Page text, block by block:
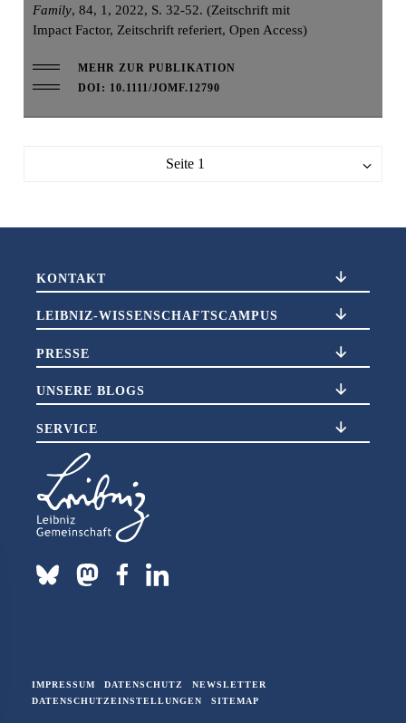
Family, 84, 1, 2022, S. 32-52. (Zeitschrift mit
Impact Factor, Zeitschrift referiert, Open Access)
MEHR ZUR PUBLIKATION
DOI: 10.1111/JOMF.12790
Seite 1
KONTAKT
LEIBNIZ-WISSENSCHAFTSCAMPUS
PRESSE
UNSERE BLOGS
SERVICE
IMPRESSUM DATENSCHUTZ
NEWSLETTER
DATENSCHUTZEINSTELLUNGEN
SITEMAP